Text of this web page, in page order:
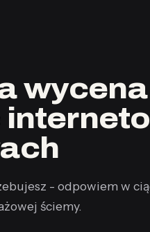
wycena
- odpowiem w
ściemy.